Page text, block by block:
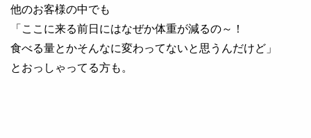
他のお客様の中でも
「ここに来る前日にはなぜか体重が減るの～！
食べる量とかそんなに変わってないと思うんだけど」
とおっしゃってる方も。